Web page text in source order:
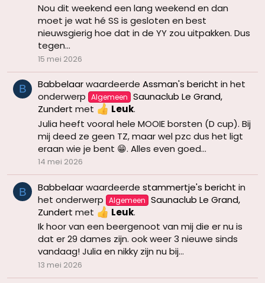
Nou dit weekend een lang weekend en dan
moet je wat hé SS is gesloten en best
nieuwsgierig hoe dat in de YY zou uitpakken. Dus
tegen...
15 mei 2026
B Babbelaarwaardeerde Assman's bericht in het
onderwerp Algemeen
Saunaclub Le Grand,
Zundert met Leuk.
Julia heeft vooral hele MOOIE borsten (D cup). Bij
mij deed ze geen TZ, maar wel pzc dus het ligt
eraan wie je bent 😁. Alles even goed...
14 mei 2026
B Babbelaarwaardeerde stammertje's bericht in
het onderwerp Algemeen
Saunaclub Le Grand,
Zundert met Leuk.
Ik hoor van een beergenoot van mij die er nu is
dat er 29 dames zijn. ook weer 3 nieuwe sinds
vandaag! Julia en nikky zijn nu bij...
13 mei 2026